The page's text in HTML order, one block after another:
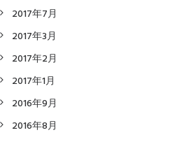
2017年7月
2017年3月
2017年2月
2017年1月
2016年9月
2016年8月